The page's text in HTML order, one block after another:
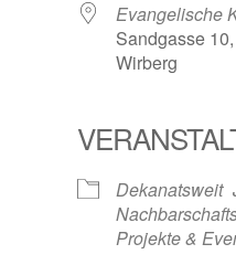
Kalender
Evangelische
Sandgasse
Wirberg
Dekanatsweit
Projekte &